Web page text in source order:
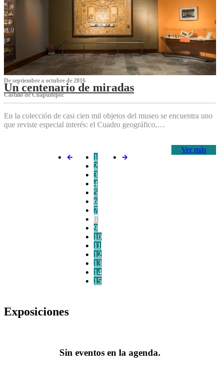
De septiembre a octubre de 2016
Un centenario de miradas
Castillo de Chapultepec
En la colección de casi cien mil objetos del museo se encuentra uno
que reviste especial interés: el Cuadro geográfico,…
Ver más
1
2
3
4
5
6
7
8
9
10
11
12
13
14
15
Exposiciones
Sin eventos en la agenda.